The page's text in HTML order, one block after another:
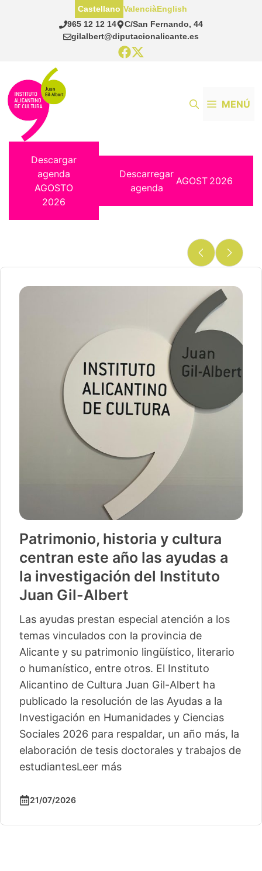
965 12 12 14
C/San Fernando, 44
gilalbert@diputacionalicante.es
Castellano ValenciàEnglish
MENÚ
Descargar
agenda
AGOSTO
2026
Descarregar
agenda
AGOST 2026
Patrimonio, historia y cultura
centran este año las ayudas a
la investigación del Instituto
Juan Gil-Albert
Las ayudas prestan especial atención a los
temas vinculados con la provincia de
Alicante y su patrimonio lingüístico, literario
o humanístico, entre otros. El Instituto
Alicantino de Cultura Juan Gil-Albert ha
publicado la resolución de las Ayudas a la
Investigación en Humanidades y Ciencias
Sociales 2026 para respaldar, un año más, la
elaboración de tesis doctorales y trabajos de
estudiantesLeer más
21/07/2026